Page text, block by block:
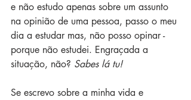
e não estudo apenas sobre um assunto
na opinião de uma pessoa, passo o meu
dia a estudar mas, não posso opinar -
porque não estudei. Engraçada a
situação, não? Sabes lá tu!
Se escrevo sobre a minha vida e